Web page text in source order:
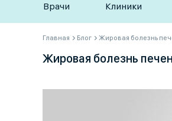
Врачи Клиники
Главная Блог Жировая болезнь
Жировая болезнь